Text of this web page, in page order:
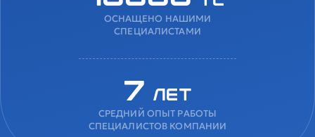
ОСНАЩЕНО НАШИМИ
СПЕЦИАЛИСТАМИ
7 лет
СРЕДНИЙ ОПЫТ РАБОТЫ
СПЕЦИАЛИСТОВ КОМПАНИИ